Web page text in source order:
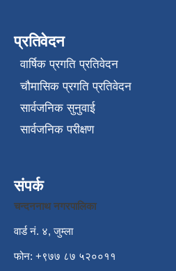
प्रतिवेदन
वार्षिक प्रगति प्रतिवेदन
चौमासिक प्रगति प्रतिवेदन
सार्वजनिक सुनुवाई
सार्वजनिक परीक्षण
संपर्क
चन्दननाथ नगरपालिका
वार्ड नं. ४, जुम्ला
फोन: +९७७ ८७ ५२००११